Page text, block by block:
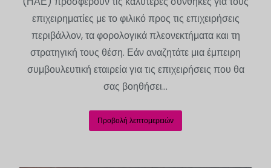
επιχειρηματίες με το φιλικό προς τις επιχειρήσεις
περιβάλλον, τα φορολογικά πλεονεκτήματα και τη
στρατηγική τους θέση. Εάν αναζητάτε μια έμπειρη
συμβουλευτική εταιρεία για τις επιχειρήσεις που θα
σας βοηθήσει...
Προβολή λεπτομερειών